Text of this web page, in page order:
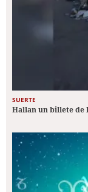
SUERTE
Hallan un billete de